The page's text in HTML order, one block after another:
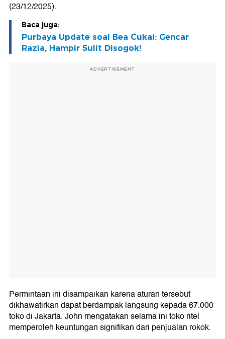
(23/12/2025).
Baca juga:
Purbaya Update soal Bea Cukai: Gencar
Razia, Hampir Sulit Disogok!
ADVERTISEMENT
Permintaan ini disampaikan karena aturan tersebut
dikhawatirkan dapat berdampak langsung kepada 67.000
toko di Jakarta. John mengatakan selama ini toko ritel
memperoleh keuntungan signifikan dari penjualan rokok.